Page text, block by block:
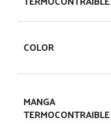
COLOR
MANGA
TERMOCONTRAIBLE